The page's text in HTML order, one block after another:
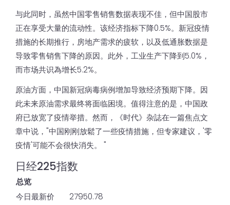
与此同时，虽然中国零售销售数据表现不佳，但中国股市
正在享受大量的流动性。该经济指标下降0.5%。新冠疫情
措施的长期推行，房地产需求的疲软，以及低通胀数据是
导致零售销售下降的原因。此外，工业生产下降到5.0%，
而市场共识為增长5.2%。
原油方面，中国新冠病毒病例增加导致经济预期下降。因
此未来原油需求最终将面临困境。值得注意的是，中国政
府已放宽了疫情举措。然而，《时代》杂誌在一篇焦点文
章中说，"中国刚刚放鬆了一些疫情措施，但专家建议，'零
疫情'可能不会很快消失。 "
日经225指数
总览
今日最新价
27950.78